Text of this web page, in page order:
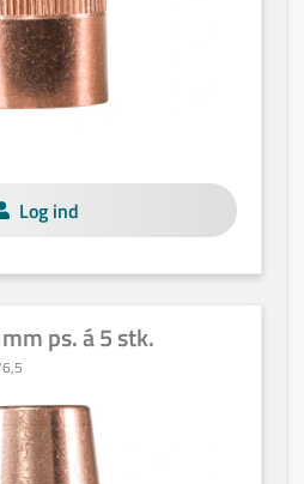
Log ind
ps. á 5 stk.